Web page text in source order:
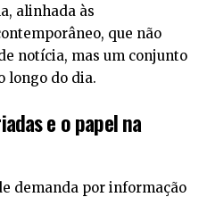
alinhada às
que não
notícia, mas um conjunto
longo do dia.
e o papel na
demanda por informação